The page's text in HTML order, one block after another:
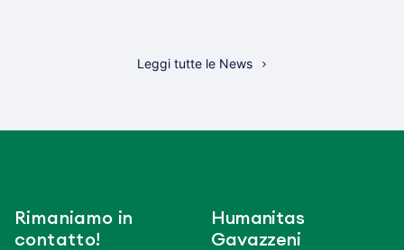
Leggi tutte le News
Rimaniamo in
contatto!
Humanitas
Gavazzeni